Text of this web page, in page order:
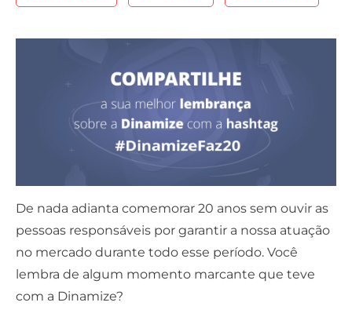
De nada adianta comemorar 20 anos sem ouvir as
pessoas responsáveis por garantir a nossa atuação
no mercado durante todo esse período. Você
lembra de algum momento marcante que teve
com a Dinamize?